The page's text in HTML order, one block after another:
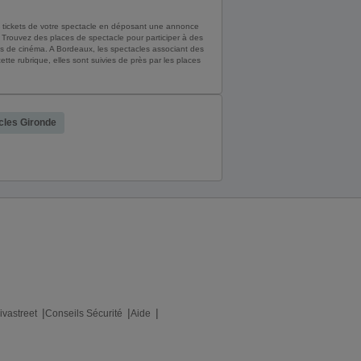
de votre spectacle en déposant une annonce
des places de spectacle pour participer à des
cinéma. A Bordeaux, les spectacles associant des
rubrique, elles sont suivies de près par les places
Gironde
Conseils Sécurité Aide